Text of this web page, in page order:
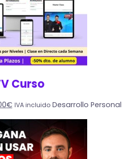
Curso
€ IVA incluido Desarrollo Personal